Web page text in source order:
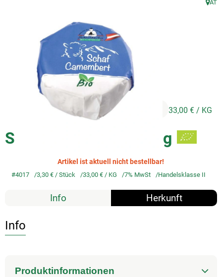
Service
Unsere regionalen Erzeuger
Schafcamembert, 100g
3,30 € 33,00 € / KG
,
AT
Artikel ist aktuell nicht bestellbar!
#4017 3,30 € / Stück 33,00 € / KG 7% MwSt Handelsklasse II
Info Herkunft
Info
Produktinformationen